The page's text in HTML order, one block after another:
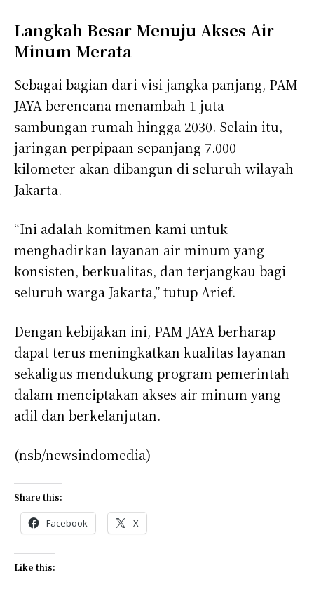
Langkah Besar Menuju Akses Air
Minum Merata
Sebagai bagian dari visi jangka panjang, PAM
JAYA berencana menambah 1 juta
sambungan rumah hingga 2030. Selain itu,
jaringan perpipaan sepanjang 7.000
kilometer akan dibangun di seluruh wilayah
Jakarta.
“Ini adalah komitmen kami untuk
menghadirkan layanan air minum yang
konsisten, berkualitas, dan terjangkau bagi
seluruh warga Jakarta,” tutup Arief.
Dengan kebijakan ini, PAM JAYA berharap
dapat terus meningkatkan kualitas layanan
sekaligus mendukung program pemerintah
dalam menciptakan akses air minum yang
adil dan berkelanjutan.
(nsb/newsindomedia)
Share this:
Facebook X
Like this: